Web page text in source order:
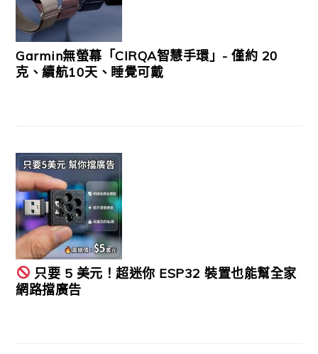
Garmin無螢幕「CIRQA智慧手環」- 僅約 20
克、續航10天、睡覺可戴
只要 5 美元！超迷你 ESP32 裝置也能幫全家
網路擋廣告